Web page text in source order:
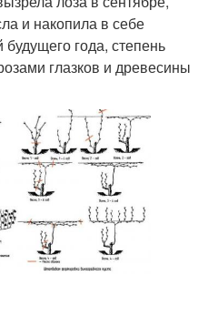
и накопила в себе
года, степень
глазков и древесины